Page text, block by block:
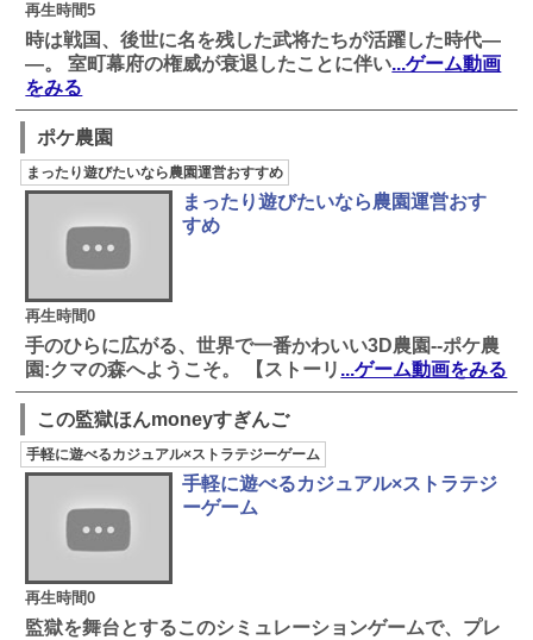
再生時間5
時は戦国、後世に名を残した武将たちが活躍した時代―
―。 室町幕府の権威が衰退したことに伴い...ゲーム動画
をみる
ポケ農園
まったり遊びたいなら農園運営おすすめ
再生時間0
まったり遊びたいなら農園運営おす
すめ
手のひらに広がる、世界で一番かわいい3D農園--ポケ農
園:クマの森へようこそ。 【ストーリ ...ゲーム動画をみる
この監獄ほんmoneyすぎんご
手軽に遊べるカジュアル×ストラテジーゲーム
再生時間0
手軽に遊べるカジュアル×ストラテジ
ーゲーム
監獄を舞台とするこのシミュレーションゲームで、プレ